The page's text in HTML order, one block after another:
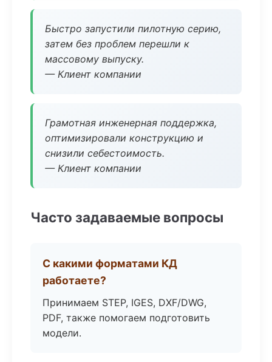
Быстро запустили пилотную серию,
затем без проблем перешли к
массовому выпуску.
— Клиент компании
Грамотная инженерная поддержка,
оптимизировали конструкцию и
снизили себестоимость.
— Клиент компании
Часто задаваемые вопросы
С какими форматами КД
работаете?
Принимаем STEP, IGES, DXF/DWG,
PDF, также помогаем подготовить
модели.